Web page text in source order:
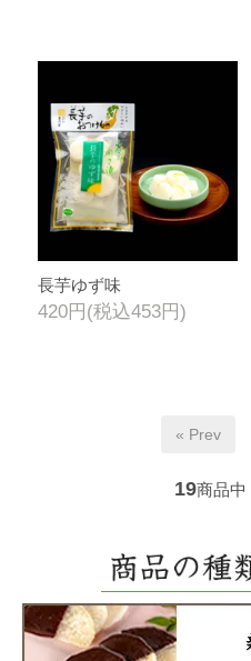
長芋ゆず味
420円(税込453円)
« Prev
19商品中